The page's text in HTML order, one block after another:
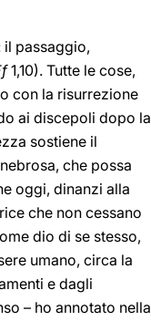
il passaggio,
1,10). Tutte le cose,
con la risurrezione
ai discepoli dopo la
sostiene il
che possa
oggi, dinanzi alla
che non cessano
dio di se stesso,
umano, circa la
e dagli
– ho annotato nella